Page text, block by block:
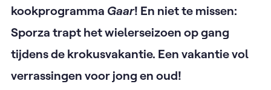
kookprogramma Gaar! En niet te missen:
Sporza trapt het wielerseizoen op gang
tijdens de krokusvakantie. Een vakantie vol
verrassingen voor jong en oud!